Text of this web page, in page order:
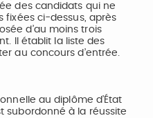
des candidats qui ne
fixées ci-dessus, après
d’au moins trois
Il établit la liste des
au concours d’entrée.
au diplôme d’État
subordonné à la réussite